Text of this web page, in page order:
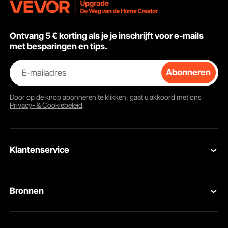
Ontvang 5 € korting als je je inschrijft voor e-mails
met besparingen en tips.
E-mailadres Abonneren
Door op de knopabonneren te klikken, gaat u akkoord met ons
Privacy- & Cookiebeleid.
Klantenservice
Retourneren en vervangingen
Bronnen